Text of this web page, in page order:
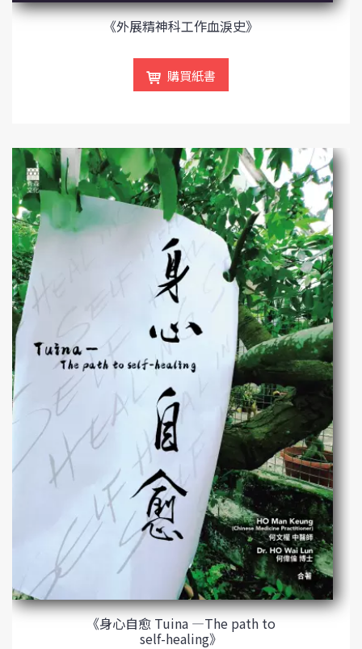
《外展精神科工作血淚史》
購買紙書
《身心自愈 Tuina —The path to
self-healing》